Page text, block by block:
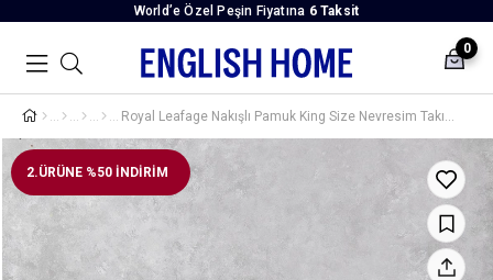
World’e Özel Peşin Fiyatına 6 Taksit
0
Royal Leafage Nakışlı Pamuk King Size Nevresim Takımı 240x220 cm Beyaz
2.ÜRÜNE %50 İNDİRİM